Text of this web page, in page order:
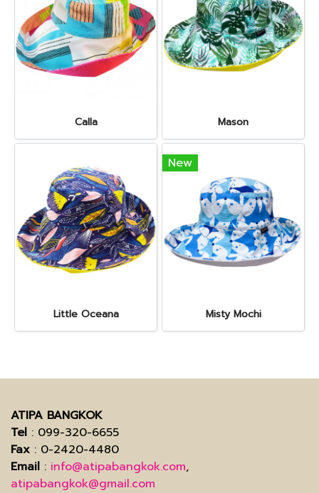
Calla Mason
Little Oceana
New
Misty Mochi
ATIPA BANGKOK
Tel : 099-320-6655
Fax : 0-2420-4480
Email : info@atipabangkok.com,
atipabangkok@gmail.com